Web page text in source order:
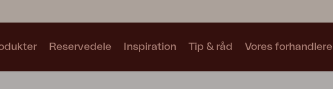
Reservedele Inspiration Tip & råd Vores forhandlere